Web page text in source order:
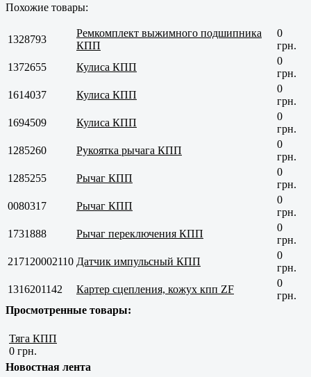
Похожие товары:
1328793
Ремкомплект выжимного подшипника
КПП
0
грн.
1372655
Кулиса КПП
0
грн.
1614037
Кулиса КПП
0
грн.
1694509
Кулиса КПП
0
грн.
1285260
Рукоятка рычага КПП
0
грн.
1285255
Рычаг КПП
0
грн.
0080317
Рычаг КПП
0
грн.
1731888
Рычаг переключения КПП
0
грн.
217120002110 Датчик импульсный КПП
0
грн.
1316201142
Картер сцепления, кожух кпп ZF
0
грн.
Просмотренные товары:
Тяга КПП
0 грн.
Новостная лента